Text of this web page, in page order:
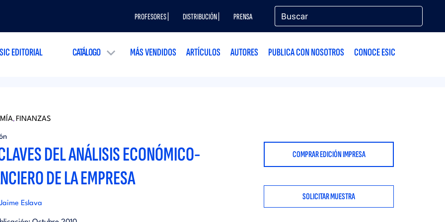
PROFESORES | DISTRIBUCIÓN | PRENSA
EDITORIAL CATÁLOGO MÁS VENDIDOS ARTÍCULOS AUTORES PUBLICA CON NOSOTROS CONOCE ESIC
, FINANZAS
DEL ANÁLISIS ECONÓMICO-
DE LA EMPRESA
Eslava
COMPRAR EDICIÓN IMPRESA
SOLICITAR MUESTRA